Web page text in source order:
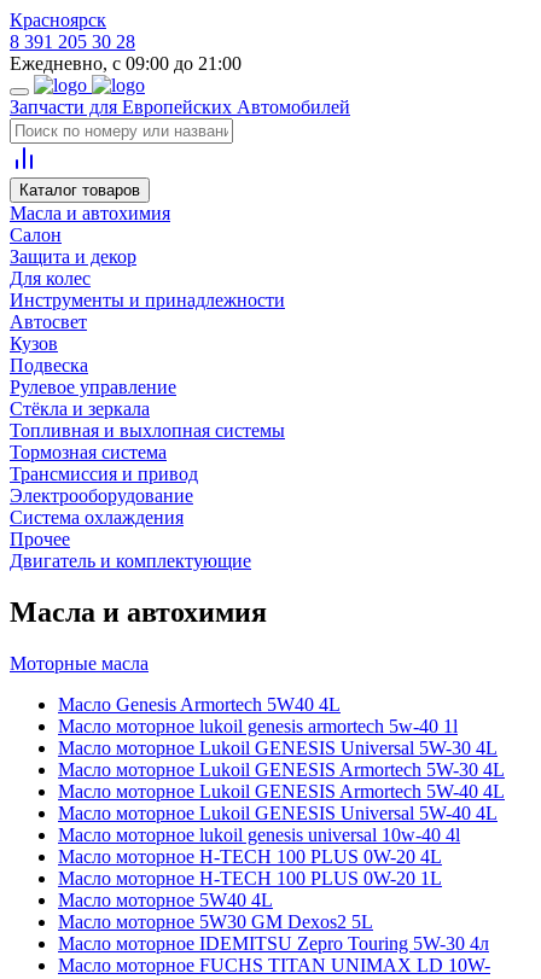
Красноярск
8 391 205 30 28
Ежедневно, с 09:00 до 21:00
Запчасти для Европейских Автомобилей
Каталог товаров
Масла и автохимия
Салон
Защита и декор
Для колес
Инструменты и принадлежности
Автосвет
Кузов
Подвеска
Рулевое управление
Стёкла и зеркала
Топливная и выхлопная системы
Тормозная система
Трансмиссия и привод
Электрооборудование
Система охлаждения
Прочее
Двигатель и комплектующие
Масла и автохимия
Моторные масла
Масло Genesis Armortech 5W40 4L
Масло моторное lukoil genesis armortech 5w-40 1l
Масло моторное Lukoil GENESIS Universal 5W-30 4L
Масло моторное Lukoil GENESIS Armortech 5W-30 4L
Масло моторное Lukoil GENESIS Armortech 5W-40 4L
Масло моторное Lukoil GENESIS Universal 5W-40 4L
Масло моторное lukoil genesis universal 10w-40 4l
Масло моторное H-TECH 100 PLUS 0W-20 4L
Масло моторное H-TECH 100 PLUS 0W-20 1L
Масло моторное 5W40 4L
Масло моторное 5W30 GM Dexos2 5L
Масло моторное IDEMITSU Zepro Touring 5W-30 4л
Масло моторное FUCHS TITAN UNIMAX LD 10W-